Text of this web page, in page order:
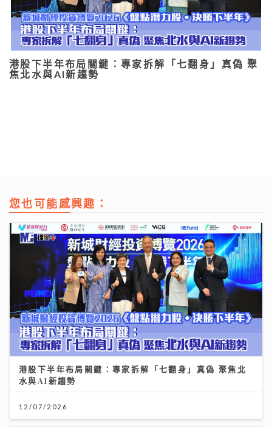
港股下半年布局關鍵：專家拆解「七翻身」真偽 聚
焦北水與AI新趨勢
您也可能感興趣：
港股下半年布局關鍵：專家拆解「七翻身」真偽 聚焦北
水與AI新趨勢
12/07/2026